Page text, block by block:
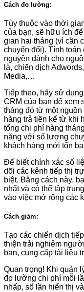
Cách đo lường:
Tùy thuộc vào thời
của bạn, sẽ hữu ích
gian hai tháng (vì cần
chuyển đổi). Tính
nguyên dành cho
là, chiến dịch
Media,…
Tiếp theo, hãy sử
CRM của bạn để xem
tháng đó từ một
hàng trả tiền kể từ khi
tổng chi phí hàng
năng với số lượng
khách hàng mới tốn
Để biết chính xác số
dõi các kênh tiếp thị
biệt. Bằng cách này,
nhất và có thể tập
vào việc mở rộng các
Cách giảm:
Tạo các chiến dịch
thiện trải nghiệm
bạn, cung cấp tài liệu
Quan trọng! Khi quản
đo lường chi phí mỗi
nhấp, số lần hiển thị